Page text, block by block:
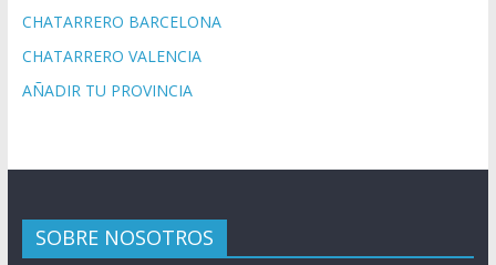
CHATARRERO BARCELONA
CHATARRERO VALENCIA
AÑADIR TU PROVINCIA
SOBRE NOSOTROS